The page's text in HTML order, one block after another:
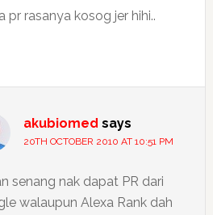
pr rasanya kosog jer hihi..
akubiomed says
20TH OCTOBER 2010 AT 10:51 PM
senang nak dapat PR dari
walaupun Alexa Rank dah